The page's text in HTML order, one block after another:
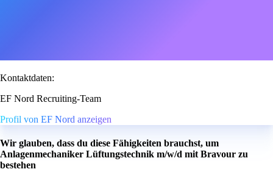
Kontaktdaten:
EF Nord Recruiting-Team
Profil von EF Nord anzeigen
Wir glauben, dass du diese Fähigkeiten brauchst, um
Anlagenmechaniker Lüftungstechnik m/w/d mit Bravour zu
bestehen